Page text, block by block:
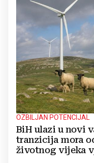
OZBILJAN POTENCIJAL
BiH ulazi u novi
tranzicija mora
životnog vijeka